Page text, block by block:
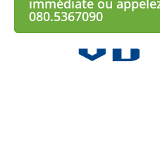
immédiate ou
080.5367090VB